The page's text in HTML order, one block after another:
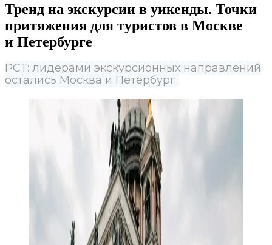
Тренд на экскурсии в уикенды. Точки
притяжения для туристов в Москве
и Петербурге
РСТ: лидерами экскурсионных направлений
остались Москва и Петербург